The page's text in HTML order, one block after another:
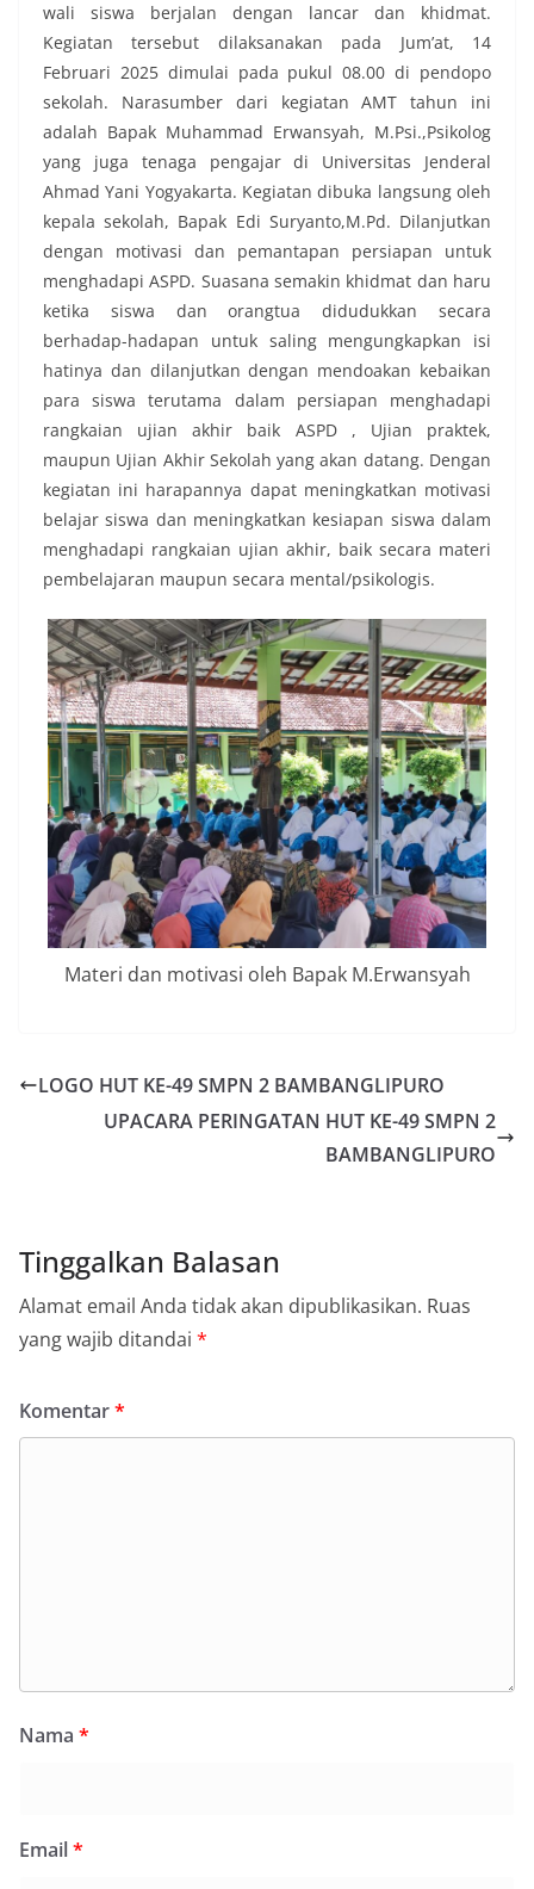
wali siswa berjalan dengan lancar dan khidmat.
Kegiatan tersebut dilaksanakan pada Jum’at, 14
Februari 2025 dimulai pada pukul 08.00 di pendopo
sekolah. Narasumber dari kegiatan AMT tahun ini
adalah Bapak Muhammad Erwansyah, M.Psi.,Psikolog
yang juga tenaga pengajar di Universitas Jenderal
Ahmad Yani Yogyakarta. Kegiatan dibuka langsung oleh
kepala sekolah, Bapak Edi Suryanto,M.Pd. Dilanjutkan
dengan motivasi dan pemantapan persiapan untuk
menghadapi ASPD. Suasana semakin khidmat dan haru
ketika siswa dan orangtua didudukkan secara
berhadap-hadapan untuk saling mengungkapkan isi
hatinya dan dilanjutkan dengan mendoakan kebaikan
para siswa terutama dalam persiapan menghadapi
rangkaian ujian akhir baik ASPD , Ujian praktek,
maupun Ujian Akhir Sekolah yang akan datang. Dengan
kegiatan ini harapannya dapat meningkatkan motivasi
belajar siswa dan meningkatkan kesiapan siswa dalam
menghadapi rangkaian ujian akhir, baik secara materi
pembelajaran maupun secara mental/psikologis.
Materi dan motivasi oleh Bapak M.Erwansyah
LOGO HUT KE-49 SMPN 2 BAMBANGLIPURO
UPACARA PERINGATAN HUT KE-49 SMPN 2
BAMBANGLIPURO
Tinggalkan Balasan
Alamat email Anda tidak akan dipublikasikan. Ruas
yang wajib ditandai *
Komentar*
Nama *
Email*